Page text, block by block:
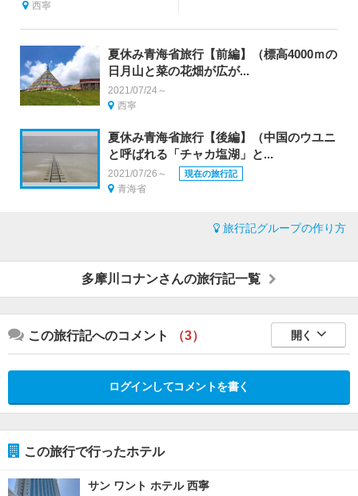
西寧
夏休み青海省旅行【前編】（標高4000ｍの
日月山と菜の花畑が広が...
2021/07/24～
西寧
夏休み青海省旅行【後編】（中国のウユニ
と呼ばれる「チャカ塩湖」と...
2021/07/26～ 現在の旅行記
青海省
旅行記グループの作り方
多摩川コナンさんの旅行記一覧
この旅行記へのコメント （3） 開く
ログインしてコメントを書く
この旅行で行ったホテル
サン ワント ホテル 西寧